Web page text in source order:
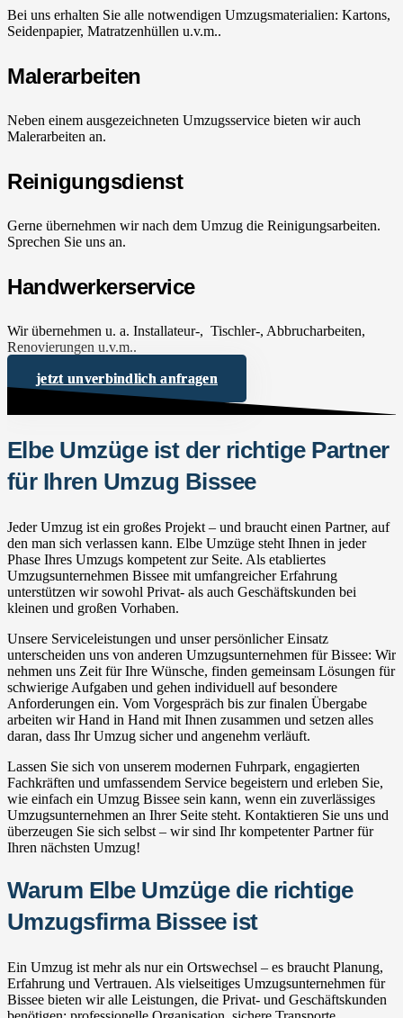
Bei uns erhalten Sie alle notwendigen Umzugsmaterialien: Kartons,
Seidenpapier, Matratzenhüllen u.v.m..
Malerarbeiten
Neben einem ausgezeichneten Umzugsservice bieten wir auch
Malerarbeiten an.
Reinigungsdienst
Gerne übernehmen wir nach dem Umzug die Reinigungsarbeiten.
Sprechen Sie uns an.
Handwerkerservice
Wir übernehmen u. a. Installateur-, Tischler-, Abbrucharbeiten,
Renovierungen u.v.m..
jetzt unverbindlich anfragen
Elbe Umzüge ist der richtige Partner
für Ihren Umzug Bissee
Jeder Umzug ist ein großes Projekt – und braucht einen Partner, auf
den man sich verlassen kann. Elbe Umzüge steht Ihnen in jeder
Phase Ihres Umzugs kompetent zur Seite. Als etabliertes
Umzugsunternehmen Bissee mit umfangreicher Erfahrung
unterstützen wir sowohl Privat- als auch Geschäftskunden bei
kleinen und großen Vorhaben.
Unsere Serviceleistungen und unser persönlicher Einsatz
unterscheiden uns von anderen Umzugsunternehmen für Bissee: Wir
nehmen uns Zeit für Ihre Wünsche, finden gemeinsam Lösungen für
schwierige Aufgaben und gehen individuell auf besondere
Anforderungen ein. Vom Vorgespräch bis zur finalen Übergabe
arbeiten wir Hand in Hand mit Ihnen zusammen und setzen alles
daran, dass Ihr Umzug sicher und angenehm verläuft.
Lassen Sie sich von unserem modernen Fuhrpark, engagierten
Fachkräften und umfassendem Service begeistern und erleben Sie,
wie einfach ein Umzug Bissee sein kann, wenn ein zuverlässiges
Umzugsunternehmen an Ihrer Seite steht. Kontaktieren Sie uns und
überzeugen Sie sich selbst – wir sind Ihr kompetenter Partner für
Ihren nächsten Umzug!
Warum Elbe Umzüge die richtige
Umzugsfirma Bissee ist
Ein Umzug ist mehr als nur ein Ortswechsel – es braucht Planung,
Erfahrung und Vertrauen. Als vielseitiges Umzugsunternehmen für
Bissee bieten wir alle Leistungen, die Privat- und Geschäftskunden